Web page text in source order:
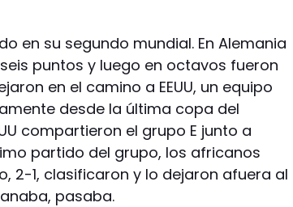
en su segundo mundial. En Alemania
puntos y luego en octavos fueron
en el camino a EEUU, un equipo
desde la última copa del
compartieron el grupo E junto a
partido del grupo, los africanos
2-1, clasificaron y lo dejaron afuera al
pasaba.